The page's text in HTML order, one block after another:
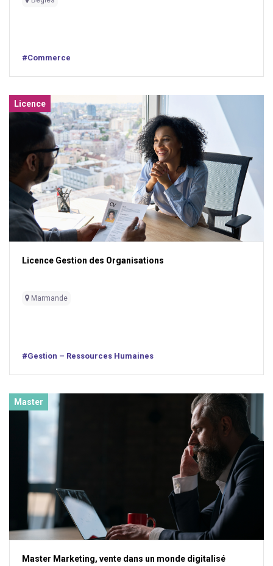
#Commerce
Licence
Licence Gestion des Organisations
Marmande
#Gestion – Ressources Humaines
Master
Master Marketing, vente dans un monde digitalisé